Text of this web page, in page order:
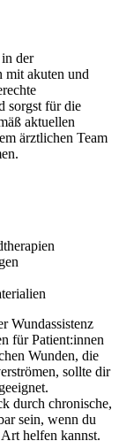
der
mit akuten und
sorgst für die
aktuellen
ärztlichen Team
Wundassistenz
für Patient:innen
Wunden, die
sollte dir
durch chronische,
sein, wenn du
helfen kannst.